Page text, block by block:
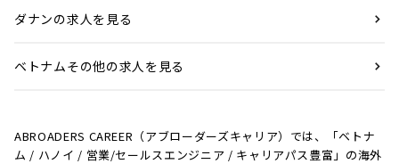
ダナンの求人を見る
ベトナムその他の求人を見る
ABROADERS CAREER（アブローダーズキャリア）では、「ベトナ
ム / ハノイ / 営業/セールスエンジニア / キャリアパス豊富」の海外